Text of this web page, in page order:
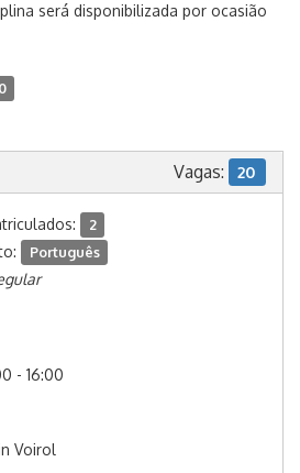
será disponibilizada por ocasião
Vagas: 20
2
Português
- 16:00
Voirol